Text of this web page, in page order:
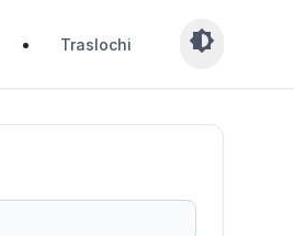
Traslochi brightness_medium